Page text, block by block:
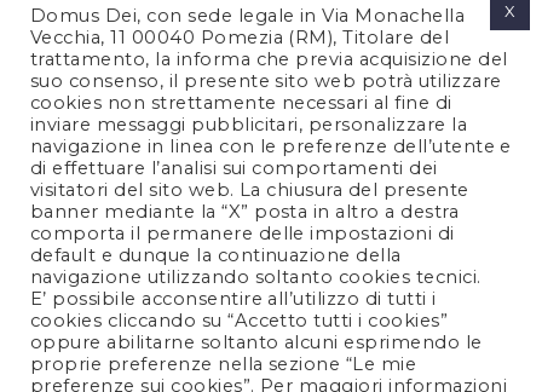
PRIVACY POLICY
COOKIES POLICY
NOTE LEGALI
CONTATTACI
FOLLOW US
Domus Dei, con sede legale in Via Monachella
Vecchia, 11 00040 Pomezia (RM), Titolare del
trattamento, la informa che previa acquisizione del
suo consenso, il presente sito web potrà utilizzare
cookies non strettamente necessari al fine di
inviare messaggi pubblicitari, personalizzare la
navigazione in linea con le preferenze dell’utente e
di effettuare l’analisi sui comportamenti dei
visitatori del sito web. La chiusura del presente
banner mediante la “X” posta in altro a destra
comporta il permanere delle impostazioni di
default e dunque la continuazione della
navigazione utilizzando soltanto cookies tecnici.
E’ possibile acconsentire all’utilizzo di tutti i
cookies cliccando su “Accetto tutti i cookies”
oppure abilitarne soltanto alcuni esprimendo le
proprie preferenze nella sezione “Le mie
preferenze sui cookies”. Per maggiori informazioni
X